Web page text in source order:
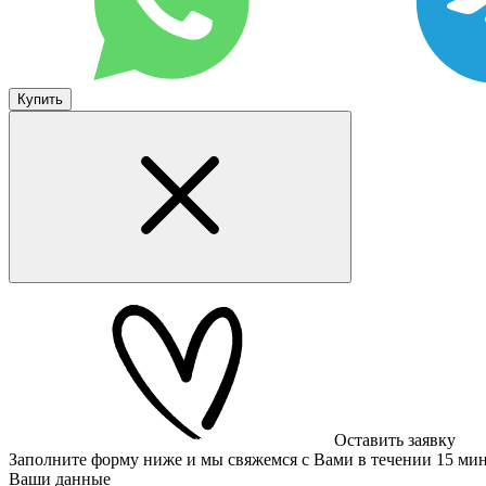
Купить
Оставить заявку
Заполните форму ниже и мы свяжемся с Вами в течении 15
Ваши данные